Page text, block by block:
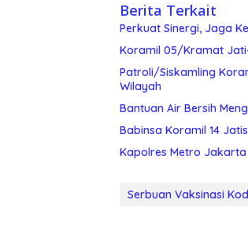
Berita Terkait
Perkuat Sinergi, Jaga
Koramil 05/Kramat
Patroli/Siskamling
Wilayah
Bantuan Air Bersih
Babinsa Koramil 14
Kapolres Metro Jakarta
Serbuan Vaksinasi